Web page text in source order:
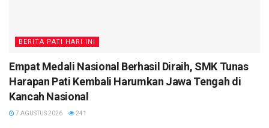
BERITA PATI HARI INI
Empat Medali Nasional Berhasil Diraih, SMK Tunas
Harapan Pati Kembali Harumkan Jawa Tengah di
Kancah Nasional
7 AGUSTUS 2026 241